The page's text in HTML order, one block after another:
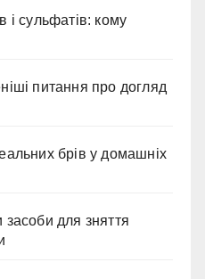
і сульфатів: кому
питання про догляд
брів у домашніх
для зняття